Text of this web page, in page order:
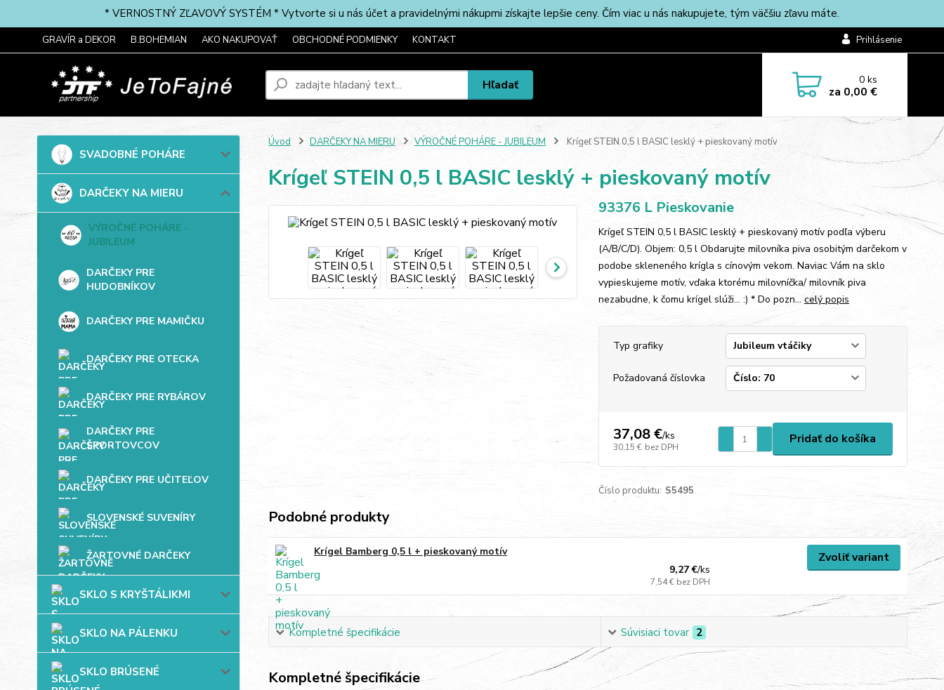
* VERNOSTNÝ ZĽAVOVÝ SYSTÉM * Vytvorte si u nás účet a pravidelnými nákupmi získajte lepšie ceny. Čím viac u nás nakupujete, tým väčšiu zľavu máte.
GRAVÍR a DEKOR B.BOHEMIAN AKO NAKUPOVAŤ OBCHODNÉ PODMIENKY KONTAKT Prihlásenie
Hľadať 0ks
za 0,00 €
SVADOBNÉ POHÁRE
DARČEKY NA MIERU
VÝROČNÉ POHÁRE -
JUBILEUM
DARČEKY PRE
HUDOBNÍKOV
DARČEKY PRE MAMIČKU
DARČEKY PRE OTECKA
DARČEKY PRE RYBÁROV
DARČEKY PRE
ŠPORTOVCOV
DARČEKY PRE UČITEĽOV
SLOVENSKÉ SUVENÍRY
ŽARTOVNÉ DARČEKY
SKLO S KRYŠTÁLIKMI
SKLO NA PÁLENKU
SKLO BRÚSENÉ
Úvod DARČEKY NA MIERU VÝROČNÉ POHÁRE - JUBILEUM Krígeľ STEIN 0,5 l BASIC lesklý + pieskovaný motív
Krígeľ STEIN 0,5 l BASIC lesklý + pieskovaný motív
93376 L Pieskovanie
Krígeľ STEIN 0,5 l BASIC lesklý + pieskovaný motív podľa výberu
(A/B/C/D). Objem: 0,5 l Obdarujte milovníka piva osobitým darčekom v
podobe skleneného krígla s cínovým vekom. Naviac Vám na sklo
vypieskujeme motív, vďaka ktorému milovníčka/ milovník piva
nezabudne, k čomu krígel slúži... :) * Do pozn... celý popis
Typ grafiky
Požadovaná číslovka
37,08 €/ks
30,15 € bez DPH
Pridať do košíka
Číslo produktu: S5495
Podobné produkty
Krígel Bamberg 0,5 l + pieskovaný motív
9,27 €/ks
7,54 € bez DPH
Zvoliť variant
Kompletné špecifikácie Súvisiaci tovar 2
Kompletné špecifikácie